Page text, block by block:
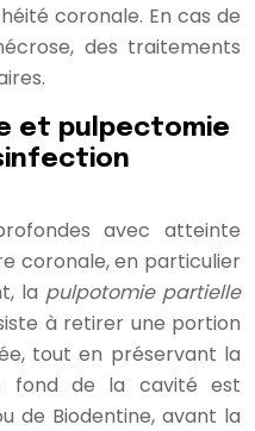
coronale. En cas de
des traitements
et pulpectomie
avec atteinte
coronale, en particulier
la pulpotomie partielle
à retirer une portion
tout en préservant la
fond de la cavité est
de Biodentine, avant la